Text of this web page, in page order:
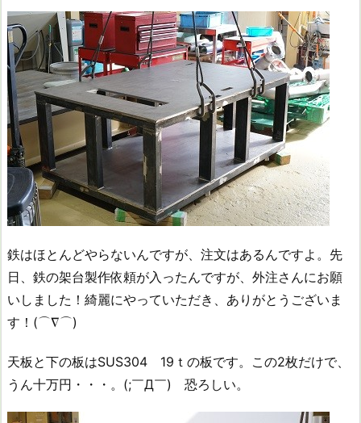
鉄はほとんどやらないんですが、注文はあるんですよ。先
日、鉄の架台製作依頼が入ったんですが、外注さんにお願
いしました！綺麗にやっていただき、ありがとうございま
す！(⌒∇⌒)
天板と下の板はSUS304 19ｔの板です。この2枚だけで、
うん十万円・・・。(;￣Д￣) 恐ろしい。